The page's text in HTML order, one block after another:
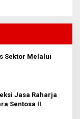
Sektor Melalui
Jasa Raharja
Sentosa II